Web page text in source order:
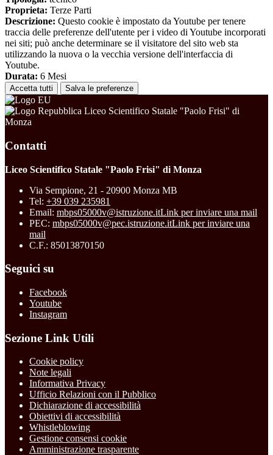
Proprieta: Terze Parti
Descrizione: Questo cookie è impostato da Youtube per tenere
traccia delle preferenze dell'utente per i video di Youtube incorporati
nei siti; può anche determinare se il visitatore del sito web sta
utilizzando la nuova o la vecchia versione dell'interfaccia di
Youtube.
Durata: 6 Mesi
Accetta tutti Salva le preferenze
Liceo Scientifico Statale "Paolo Frisi" di
Monza
Contatti
Liceo Scientifico Statale "Paolo Frisi" di Monza
Via Sempione, 21 - 20900 Monza MB
Tel: +39 039 235981
Email: mbps05000v@istruzione.itLink per inviare una mail
PEC: mbps05000v@pec.istruzione.itLink per inviare una
mail
C.F.: 85013870150
Seguici su
Facebook
Youtube
Instagram
Sezione Link Utili
Cookie policy
Note legali
Informativa Privacy
Ufficio Relazioni con il Pubblico
Dichiarazione di accessibilità
Obiettivi di accessibilità
Whistleblowing
Gestione consensi cookie
Amministrazione trasparente